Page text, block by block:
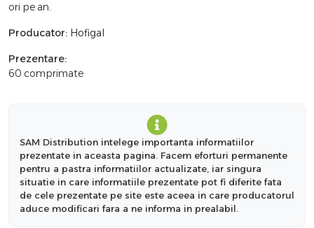
ori pe an.
Producator: Hofigal
Prezentare:
60 comprimate
SAM Distribution intelege importanta informatiilor
prezentate in aceasta pagina. Facem eforturi permanente
pentru a pastra informatiilor actualizate, iar singura
situatie in care informatiile prezentate pot fi diferite fata
de cele prezentate pe site este aceea in care producatorul
aduce modificari fara a ne informa in prealabil.